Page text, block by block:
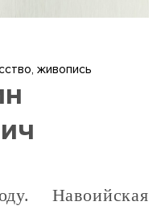
живопись
Навоийская